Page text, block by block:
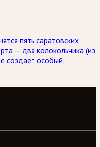
пять саратовских
— два колокольчика (из
создает особый,